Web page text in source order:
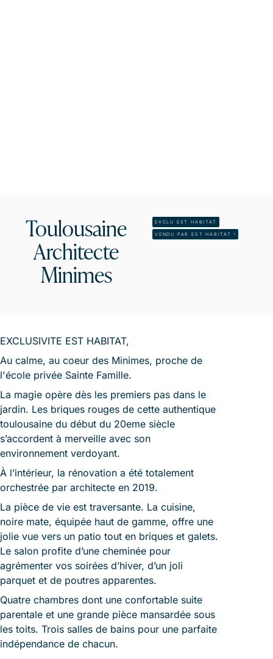
Toulousaine
Architecte
Minimes
EXCLU EST HABITAT
VENDU PAR EST HABITAT !
EXCLUSIVITE EST HABITAT,
Au calme, au coeur des Minimes, proche de
l'école privée Sainte Famille.
La magie opère dès les premiers pas dans le
jardin. Les briques rouges de cette authentique
toulousaine du début du 20eme siècle
s’accordent à merveille avec son
environnement verdoyant.
À l’intérieur, la rénovation a été totalement
orchestrée par architecte en 2019.
La pièce de vie est traversante. La cuisine,
noire mate, équipée haut de gamme, offre une
jolie vue vers un patio tout en briques et galets.
Le salon profite d’une cheminée pour
agrémenter vos soirées d’hiver, d’un joli
parquet et de poutres apparentes.
Quatre chambres dont une confortable suite
parentale et une grande pièce mansardée sous
les toits. Trois salles de bains pour une parfaite
indépendance de chacun.